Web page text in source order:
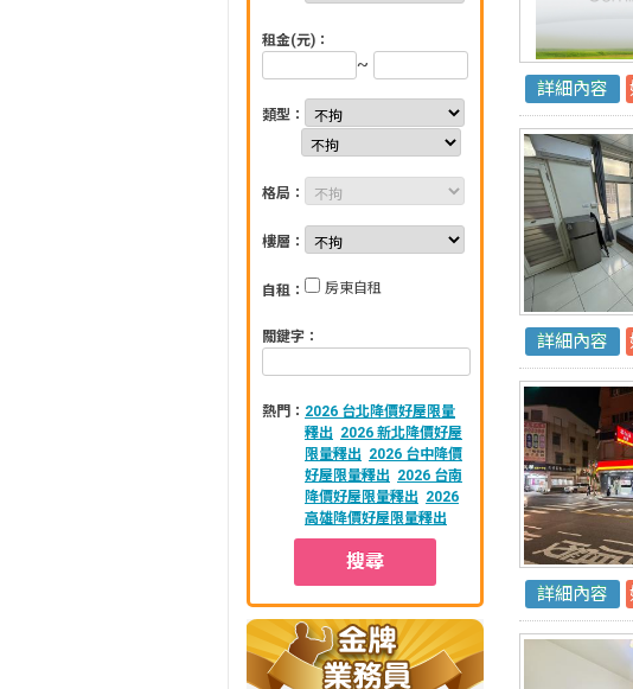
租金(元)：
~
類型：
格局：
樓層：
自租： 房東自租
關鍵字：
熱門： 2026 台北降價好屋限量
釋出 2026 新北降價好屋
限量釋出 2026 台中降價
好屋限量釋出 2026 台南
降價好屋限量釋出 2026
高雄降價好屋限量釋出
搜尋
詳細內容
詳細內容
詳細內容